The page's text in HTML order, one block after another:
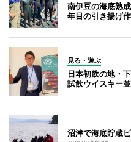
南伊豆の海底熟
年目の引き揚げ
見る・遊ぶ
日本初飲の地・
試飲ウイスキー
沼津で海底貯蔵